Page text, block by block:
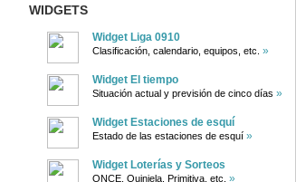
WIDGETS
Widget Liga 0910
Clasificación, calendario, equipos, etc. »
Widget El tiempo
Situación actual y previsión de cinco días »
Widget Estaciones de esquí
Estado de las estaciones de esquí »
Widget Loterías y Sorteos
ONCE, Quiniela, Primitiva, etc. »